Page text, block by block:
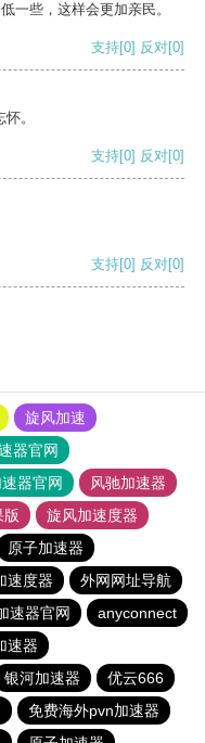
一些，这样会更加亲民。
支持[0] 反对[0]
。
支持[0] 反对[0]
支持[0] 反对[0]
旋风加速
器官网
器官网
风驰加速器
版
旋风加速度器
原子加速器
速度器
外网网址导航
速器官网
anyconnect
速器
银河加速器
优云666
免费海外pvn加速器